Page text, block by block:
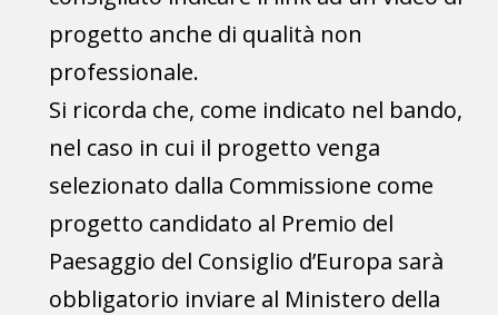
progetto anche di qualità non
professionale.
Si ricorda che, come indicato nel bando,
nel caso in cui il progetto venga
selezionato dalla Commissione come
progetto candidato al Premio del
Paesaggio del Consiglio d’Europa sarà
obbligatorio inviare al Ministero della